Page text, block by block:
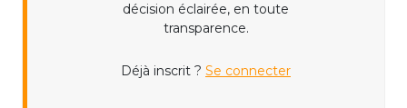
décision éclairée, en toute
transparence.
Déjà inscrit ? Se connecter